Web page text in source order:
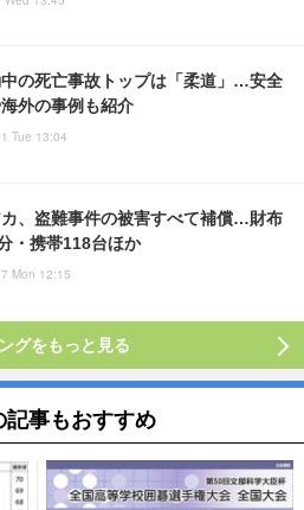
の死亡事故トップは「柔道」…安全
外の事例も紹介
Tue 13:04
、盗難事件の被害すべて補償…財布
・携帯118台ほか
Mon 12:15
グをもっと見る
記事もおすすめ